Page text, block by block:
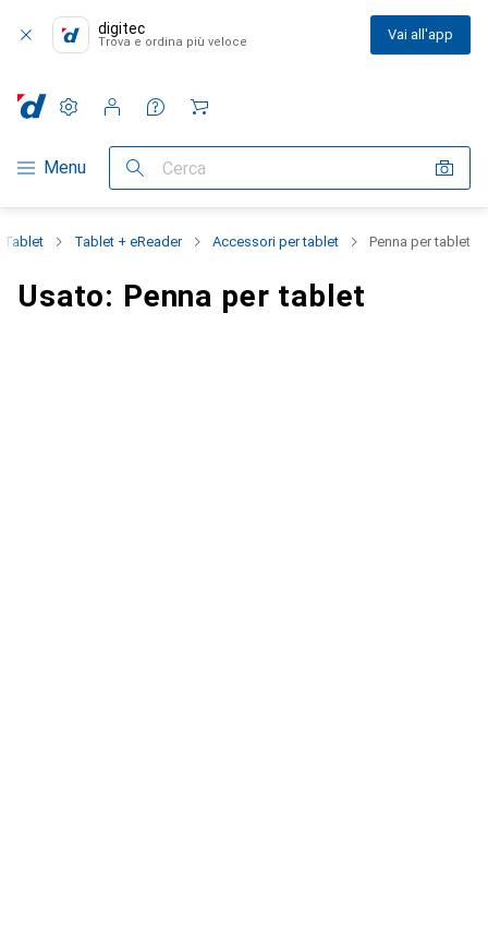
digitec
Trova e ordina più veloce Vai all'app
Categoria Navigazione
Menu Cerca
Impostazioni
Conto cliente
Liste di confronto
Liste dei desideri
Carrello
Tablet Tablet + eReader Accessori per tablet Penna per tablet
Usato: Penna per tablet